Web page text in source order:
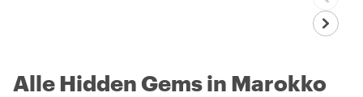
Alle Hidden Gems in Marokko